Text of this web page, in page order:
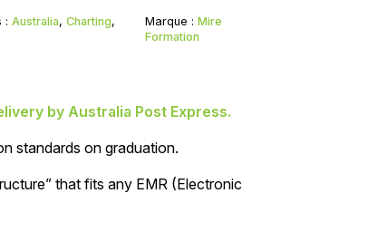
:Australia,Charting,
Marque : Mire
Formation
by Australia Post Express.
standards on graduation.
that fits any EMR (Electronic